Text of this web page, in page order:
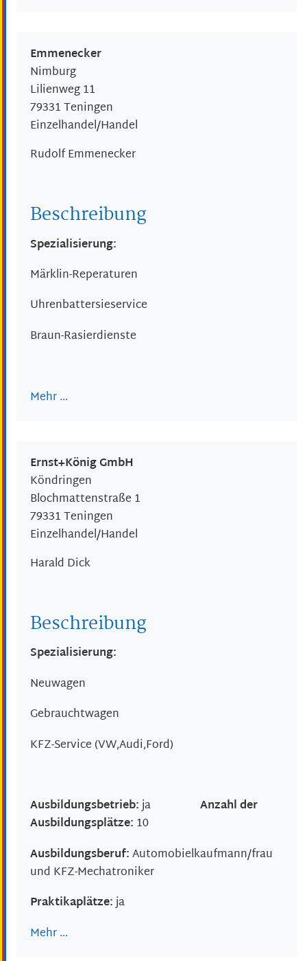
Emmenecker
Nimburg
Lilienweg 11
79331Teningen
Einzelhandel/Handel
RudolfEmmenecker
Beschreibung
Spezialisierung:
Märklin-Reperaturen
Uhrenbattersieservice
Braun-Rasierdienste
Mehr …
Ernst+König GmbH
Köndringen
Blochmattenstraße 1
79331Teningen
Einzelhandel/Handel
Harald Dick
Beschreibung
Spezialisierung:
Neuwagen
Gebrauchtwagen
KFZ-Service (VW,Audi,Ford)
Ausbildungsbetrieb:ja Anzahl der
Ausbildungsplätze: 10
Ausbildungsberuf:Automobielkaufmann/frau
und KFZ-Mechatroniker
Praktikaplätze:ja
Mehr …